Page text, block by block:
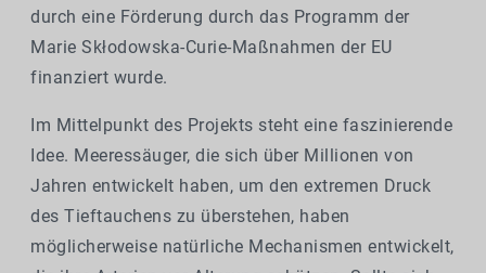
durch eine Förderung durch das Programm der
Marie Skłodowska-Curie-Maßnahmen der EU
finanziert wurde.
Im Mittelpunkt des Projekts steht eine faszinierende
Idee. Meeressäuger, die sich über Millionen von
Jahren entwickelt haben, um den extremen Druck
des Tieftauchens zu überstehen, haben
möglicherweise natürliche Mechanismen entwickelt,